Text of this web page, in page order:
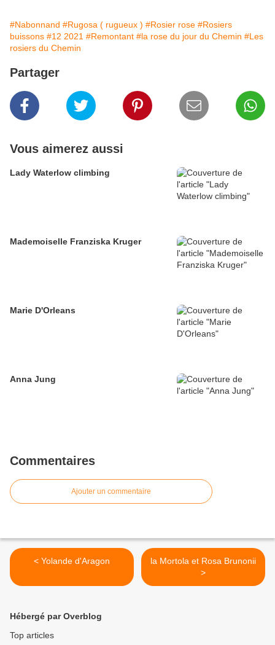
#Nabonnand #Rugosa ( rugueux ) #Rosier rose #Rosiers
buissons #12 2021 #Remontant #la rose du jour du Chemin #Les
rosiers du Chemin
Partager
Vous aimerez aussi
Lady Waterlow climbing
Mademoiselle Franziska Kruger
Marie D'Orleans
Anna Jung
Commentaires
Ajouter un commentaire
< Yolande d'Aragon
la Mortola et Rosa Brunonii
>
Hébergé par Overblog
Top articles